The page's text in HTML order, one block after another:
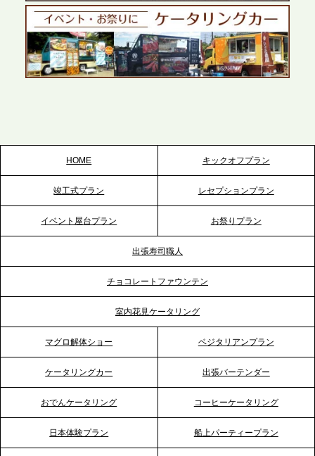
ントから主要都市の社内懇親会まで、現地拠点を活
かしたスムーズな対応を展開
2026.5.22
2026.5.20
プレスリリースのご案内｜ケータリングのセカンド
2026.5.12
プレスリリースのご案内｜ケータリングのセカンド
2026.4.21
プレスリリースのご案内｜「温かな食」が会話のス
イッチに。新入社員研修で《食体験としてのケータ
HOME キックオフプラン
竣工式プラン レセプションプラン
イベント屋台プラン お祭りプラン
出張寿司職人
チョコレートファウンテン
室内花見ケータリング
マグロ解体ショー ベジタリアンプラン
ケータリングカー 出張バーテンダー
おでんケータリング コーヒーケータリング
日本体験プラン 船上パーティープラン